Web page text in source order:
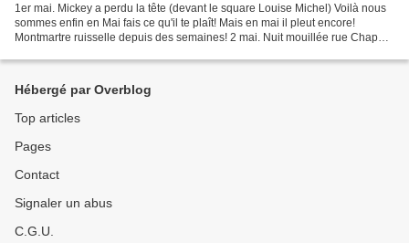
1er mai. Mickey a perdu la tête (devant le square Louise Michel) Voilà nous
sommes enfin en Mai fais ce qu'il te plaît! Mais en mai il pleut encore!
Montmartre ruisselle depuis des semaines! 2 mai. Nuit mouillée rue Chappe.
Hébergé par Overblog
Top articles
Pages
Contact
Signaler un abus
C.G.U.